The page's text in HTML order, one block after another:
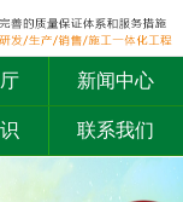
新闻中心
联系我们